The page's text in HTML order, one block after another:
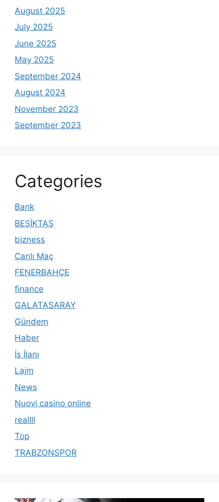
August 2025
July 2025
June 2025
May 2025
September 2024
August 2024
November 2023
September 2023
Categories
Bank
BEŞİKTAŞ
bizness
Canlı Maç
FENERBAHÇE
finance
GALATASARAY
Gündem
Haber
İş İlanı
Lajm
News
Nuovi casino online
reallll
Top
TRABZONSPOR